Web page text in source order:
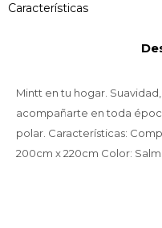
Características
Mintt en tu hogar.
acompañarte en toda
polar. Características:
200cm x 220cm Color: